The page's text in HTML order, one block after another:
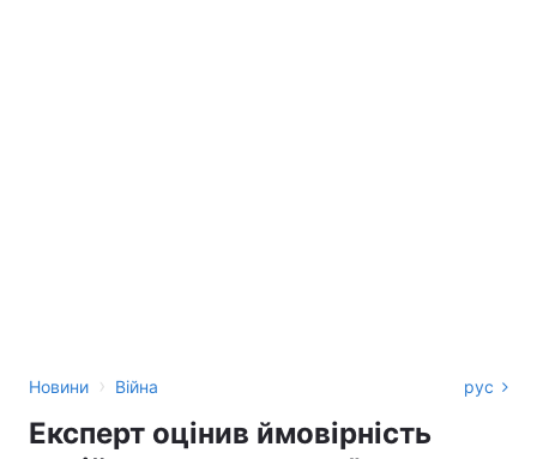
Новини › Війна рус
Експерт оцінив ймовірність